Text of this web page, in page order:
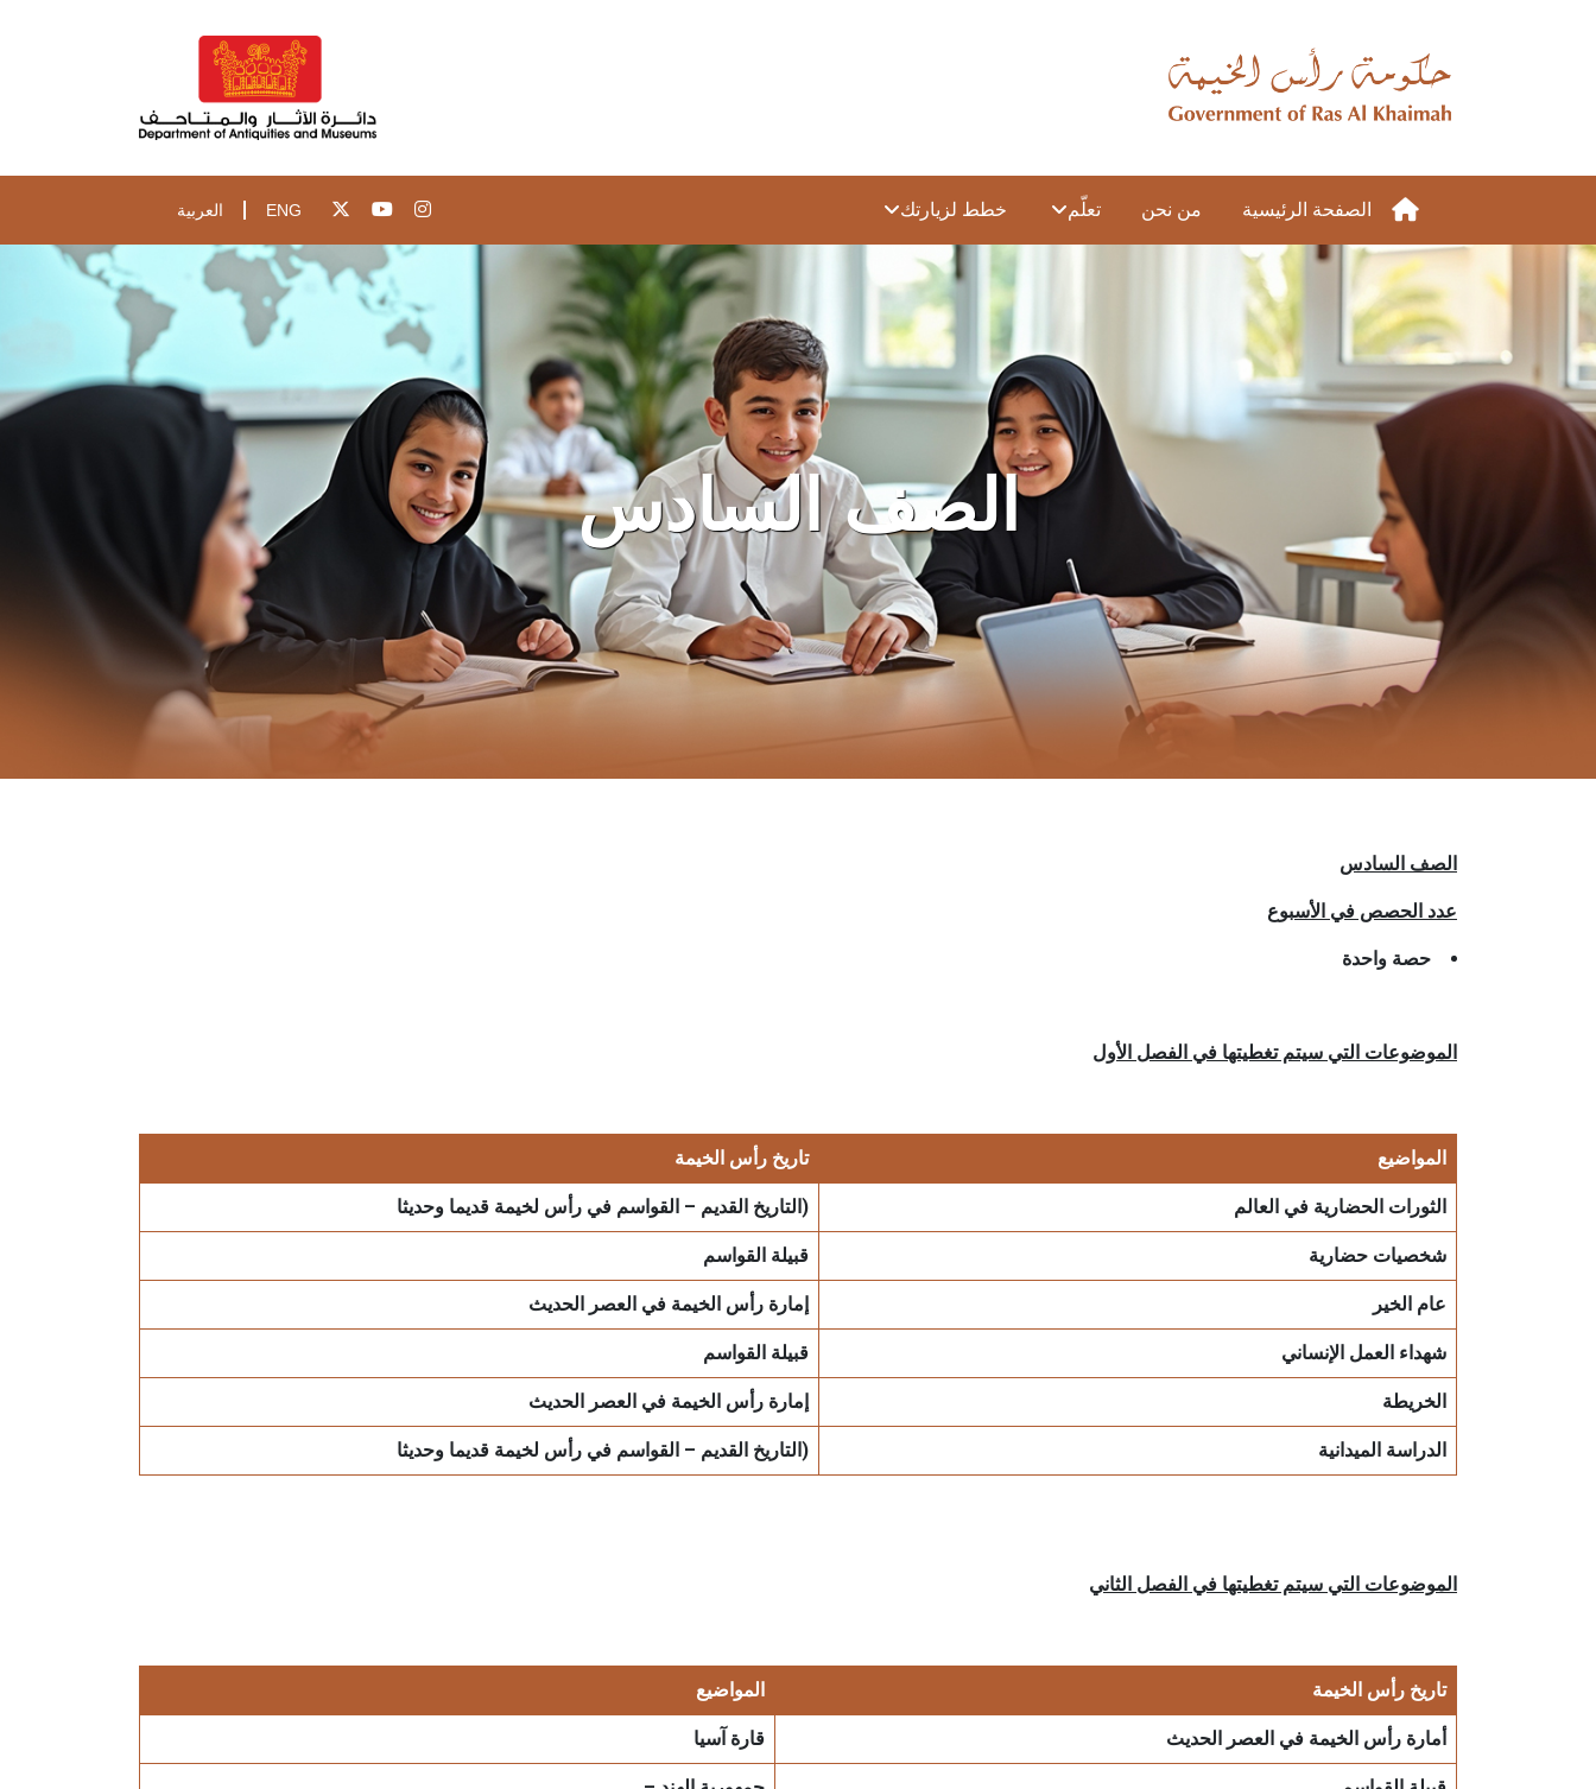
الصفحة الرئيسية من نحن تعلّم خطط لزيارتك ENG العربية
الصف السادس
الصف السادس
عدد الحصص في الأسبوع
حصة واحدة
الموضوعات التي سيتم تغطيتها في الفصل الأول
المواضيع تاريخ رأس الخيمة
الثورات الحضارية في العالم (التاريخ القديم – القواسم في رأس لخيمة قديما وحديثا
شخصيات حضارية قبيلة القواسم
عام الخير إمارة رأس الخيمة في العصر الحديث
شهداء العمل الإنساني قبيلة القواسم
الخريطة إمارة رأس الخيمة في العصر الحديث
الدراسة الميدانية (التاريخ القديم – القواسم في رأس لخيمة قديما وحديثا
الموضوعات التي سيتم تغطيتها في الفصل الثاني
تاريخ رأس الخيمة المواضيع
أمارة رأس الخيمة في العصر الحديث قارة آسيا